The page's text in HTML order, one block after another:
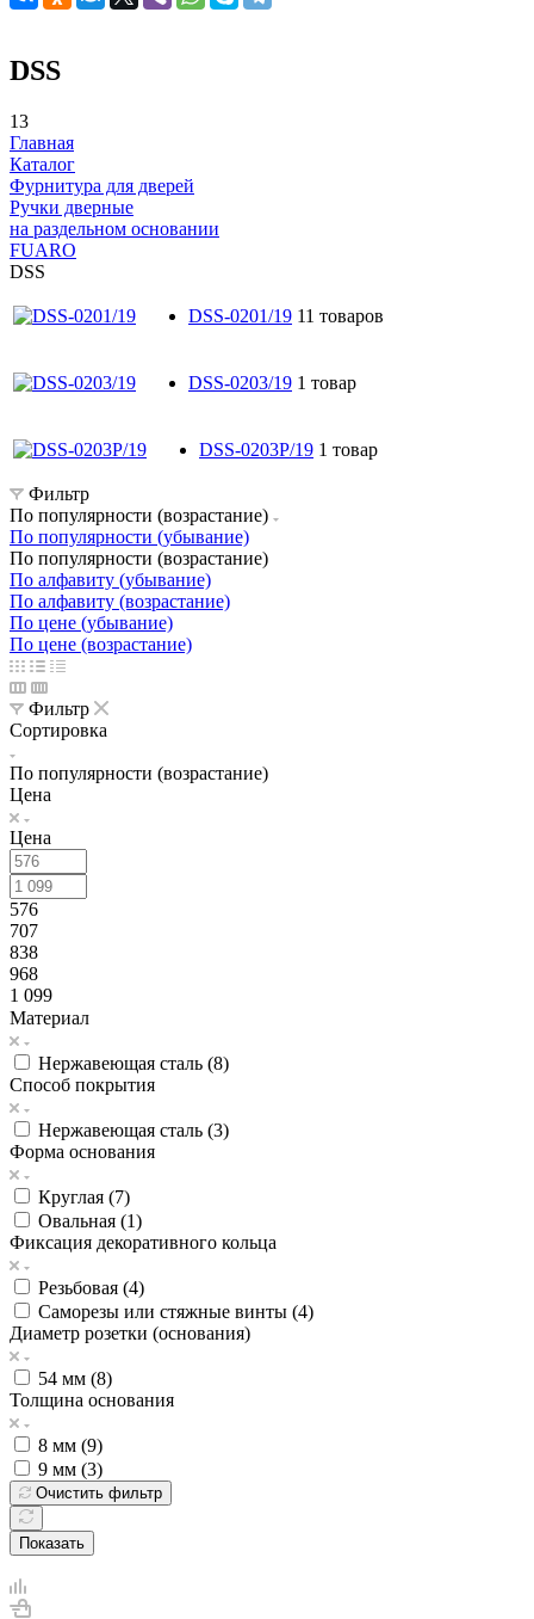
DSS
13
Главная
Каталог
Фурнитура для дверей
Ручки дверные
на раздельном основании
FUARO
DSS
DSS-0201/19 11 товаров
DSS-0203/19 1 товар
DSS-0203P/19 1 товар
Фильтр
По популярности (возрастание)
По популярности (убывание)
По популярности (возрастание)
По алфавиту (убывание)
По алфавиту (возрастание)
По цене (убывание)
По цене (возрастание)
Фильтр
Сортировка
По популярности (возрастание)
Цена
Цена
576
707
838
968
1 099
Материал
Нержавеющая сталь (8)
Способ покрытия
Нержавеющая сталь (3)
Форма основания
Круглая (7)
Овальная (1)
Фиксация декоративного кольца
Резьбовая (4)
Саморезы или стяжные винты (4)
Диаметр розетки (основания)
54 мм (8)
Толщина основания
8 мм (9)
9 мм (3)
Очистить фильтр
Показать